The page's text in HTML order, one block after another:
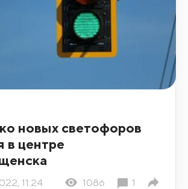
новых светофоров
в центре
11:24 1086 1